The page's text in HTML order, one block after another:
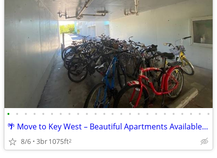
• • • • • • • • • • • • • • • • • • • • • • • •
🌴 Move to Key West – Beautiful Apartments Available Now!
8/6 3br1075ft2